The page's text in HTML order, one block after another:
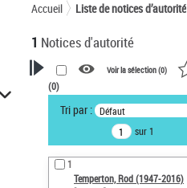
Accueil Liste de notices d’autorité
1 Notices d'autorité
VOTRE RECHERCHE
Recherche avancée dans les
notices d’autorité
Œuvres liées à l'auteur :
Temperton, Rod (1947-2016)
Voir la sélection (0)
(0)
Tri par : Défaut
sur 1
1
Temperton, Rod (1947-2016)